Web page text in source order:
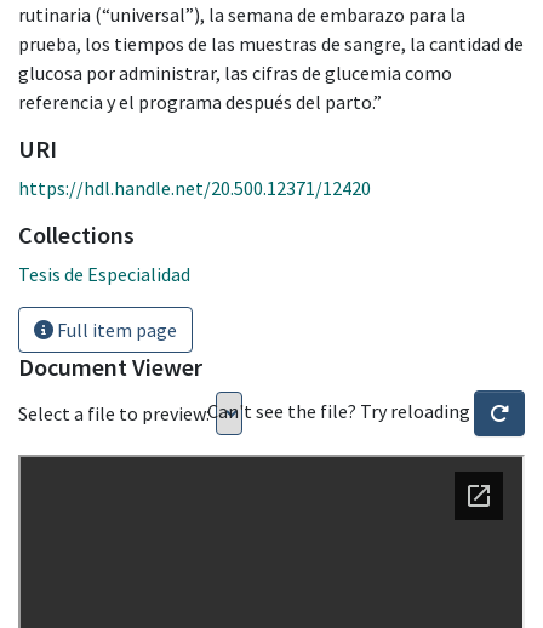
rutinaria (“universal”), la semana de embarazo para la
prueba, los tiempos de las muestras de sangre, la cantidad de
glucosa por administrar, las cifras de glucemia como
referencia y el programa después del parto.”
URI
https://hdl.handle.net/20.500.12371/12420
Collections
Tesis de Especialidad
Full item page
Document Viewer
Select a file to preview:Can't see the file? Try reloading